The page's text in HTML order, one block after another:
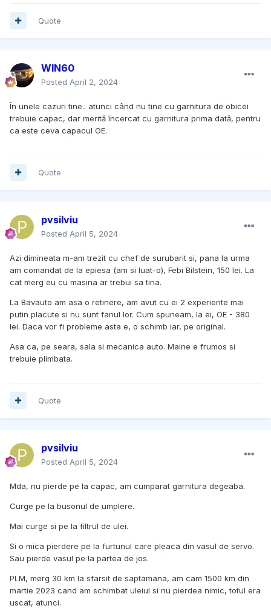
Quote
WIN60
Posted April 2, 2024
În unele cazuri tine.. atunci când nu tine cu garnitura de obicei
trebuie capac, dar merită încercat cu garnitura prima dată, pentru
ca este ceva capacul OE.
Quote
pvsilviu
Posted April 5, 2024
Azi dimineata m-am trezit cu chef de surubarit si, pana la urma
am comandat de la epiesa (am si luat-o), Febi Bilstein, 150 lei. La
cat merg eu cu masina ar trebui sa tina.
La Bavauto am asa o retinere, am avut cu ei 2 experiente mai
putin placute si nu sunt fanul lor. Cum spuneam, la ei, OE - 380
lei. Daca vor fi probleme asta e, o schimb iar, pe original.
Asa ca, pe seara, sala si mecanica auto. Maine e frumos si
trebuie plimbata.
Quote
pvsilviu
Posted April 5, 2024
Mda, nu pierde pe la capac, am cumparat garnitura degeaba.
Curge pe la busonul de umplere.
Mai curge si pe la filtrul de ulei.
Si o mica pierdere pe la furtunul care pleaca din vasul de servo.
Sau pierde vasul pe la partea de jos.
PLM, merg 30 km la sfarsit de saptamana, am cam 1500 km din
martie 2023 cand am schimbat uleiul si nu pierdea nimic, totul era
uscat, atunci.